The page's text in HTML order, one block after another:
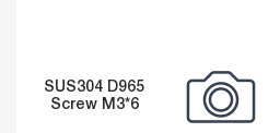
SUS304 D965
Screw M3*6